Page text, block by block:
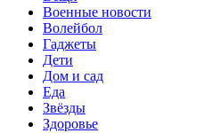
Военные новости
Волейбол
Гаджеты
Дети
Дом и сад
Еда
Звёзды
Здоровье